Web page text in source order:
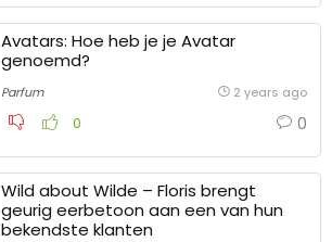
Avatars: Hoe heb je je Avatar
genoemd?
Parfum 2 years ago
0 0
Wild about Wilde – Floris brengt
geurig eerbetoon aan een van hun
bekendste klanten